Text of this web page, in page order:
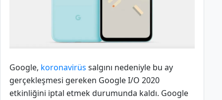
Google, koronavirüs salgını nedeniyle bu ay
gerçekleşmesi gereken Google I/O 2020
etkinliğini iptal etmek durumunda kaldı. Google